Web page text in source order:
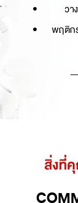
วา
พฤติก
สิ่งที่